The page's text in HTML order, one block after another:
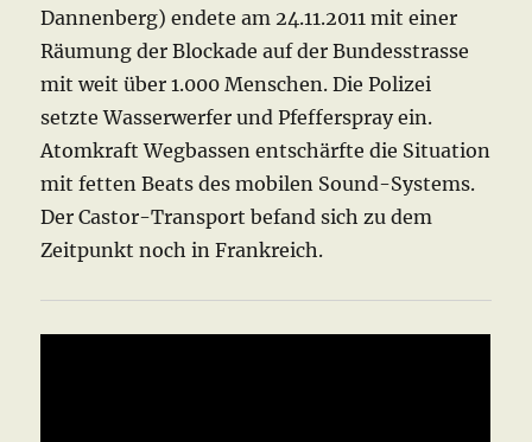
Dannenberg) endete am 24.11.2011 mit einer
Räumung der Blockade auf der Bundesstrasse
mit weit über 1.000 Menschen. Die Polizei
setzte Wasserwerfer und Pfefferspray ein.
Atomkraft Wegbassen entschärfte die Situation
mit fetten Beats des mobilen Sound-Systems.
Der Castor-Transport befand sich zu dem
Zeitpunkt noch in Frankreich.